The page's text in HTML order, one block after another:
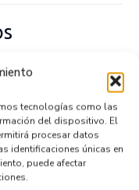
tecnologías como las
del dispositivo. El
procesar datos
identificaciones únicas en
puede afectar
(BM 212) LIM.